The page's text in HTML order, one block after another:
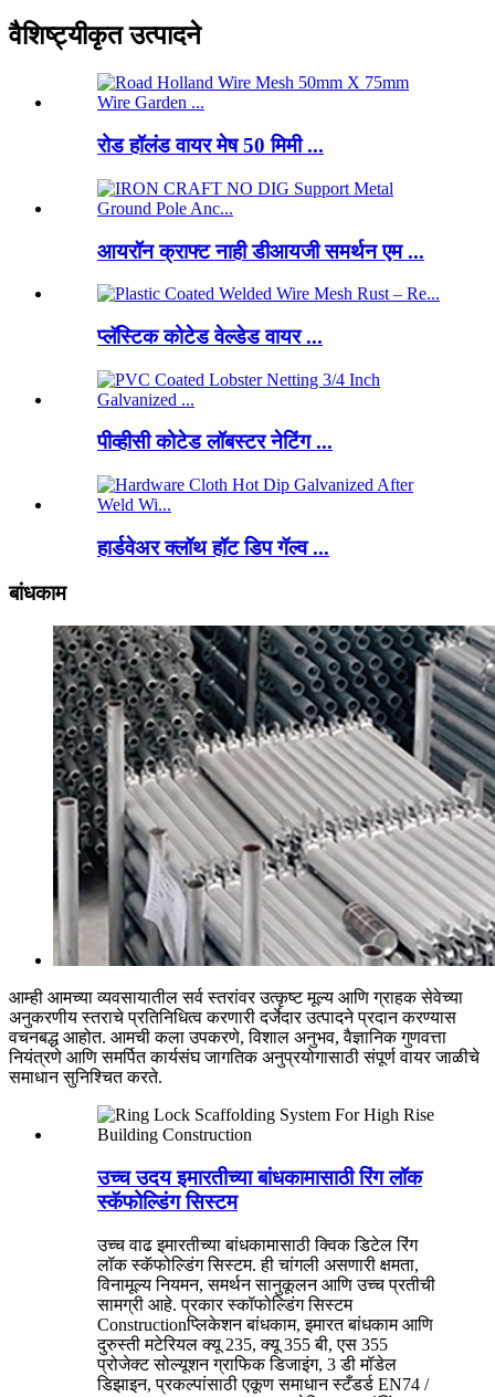
वैशिष्ट्यीकृत उत्पादने
रोड हॉलंड वायर मेष 50 मिमी ...
आयरॉन क्राफ्ट नाही डीआयजी समर्थन एम ...
प्लॅस्टिक कोटेड वेल्डेड वायर ...
पीव्हीसी कोटेड लॉबस्टर नेटिंग ...
हार्डवेअर क्लॉथ हॉट डिप गॅल्व ...
बांधकाम
आम्ही आमच्या व्यवसायातील सर्व स्तरांवर उत्कृष्ट मूल्य आणि ग्राहक सेवेच्या
अनुकरणीय स्तराचे प्रतिनिधित्व करणारी दर्जेदार उत्पादने प्रदान करण्यास
वचनबद्ध आहोत. आमची कला उपकरणे, विशाल अनुभव, वैज्ञानिक गुणवत्ता
नियंत्रणे आणि समर्पित कार्यसंघ जागतिक अनुप्रयोगासाठी संपूर्ण वायर जाळीचे
समाधान सुनिश्चित करते.
उच्च उदय इमारतीच्या बांधकामासाठी रिंग लॉक
स्कॅफोल्डिंग सिस्टम
उच्च वाढ इमारतीच्या बांधकामासाठी क्विक डिटेल रिंग
लॉक स्कॅफोल्डिंग सिस्टम. ही चांगली असणारी क्षमता,
विनामूल्य नियमन, समर्थन सानुकूलन आणि उच्च प्रतीची
सामग्री आहे. प्रकार स्कॉफोल्डिंग सिस्टम
Constructionप्लिकेशन बांधकाम, इमारत बांधकाम आणि
दुरुस्ती मटेरियल क्यू 235, क्यू 355 बी, एस 355
प्रोजेक्ट सोल्यूशन ग्राफिक डिजाइंग, 3 डी मॉडेल
डिझाइन, प्रकल्पांसाठी एकूण समाधान स्टँडर्ड EN74 /